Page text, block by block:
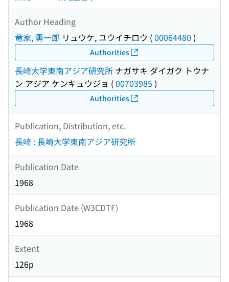
Author Heading
竜家, 勇一郎 リュウケ, ユウイチロウ (00064480 )
Authorities
長崎大学東南アジア研究所 ナガサキ ダイガク トウナ
ン アジア ケンキュウジョ (00703985 )
Authorities
Publication, Distribution, etc.
長崎 : 長崎大学東南アジア研究所
Publication Date
1968
Publication Date (W3CDTF)
1968
Extent
126p